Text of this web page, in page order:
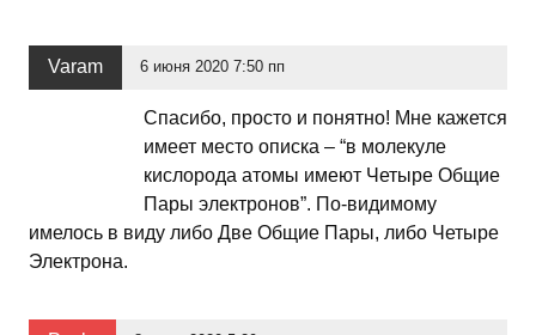
Varam 6 июня 2020 7:50 пп
Спасибо, просто и понятно! Мне кажется
имеет место описка – “в молекуле
кислорода атомы имеют Четыре Общие
Пары электронов”. По-видимому
имелось в виду либо Две Общие Пары, либо Четыре
Электрона.